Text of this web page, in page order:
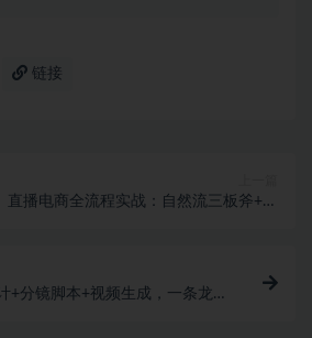
链接
直播电商全流程实战：自然流三板斧+付
+分镜脚本+视频生成，一条龙